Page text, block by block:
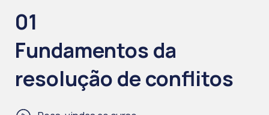
01
Fundamentos da
resolução de conflitos